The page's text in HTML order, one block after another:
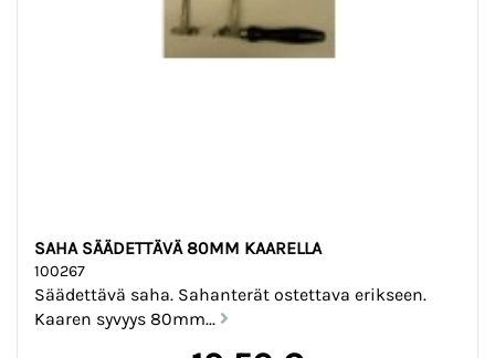
SAHA SÄÄDETTÄVÄ 80MM KAARELLA
100267
Säädettävä saha. Sahanterät ostettava erikseen.
Kaaren syvyys 80mm...